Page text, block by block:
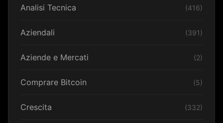
Analisi Tecnica (416)
Aziendali (391)
Aziende e Mercati (2)
Comprare Bitcoin (5)
Crescita (332)